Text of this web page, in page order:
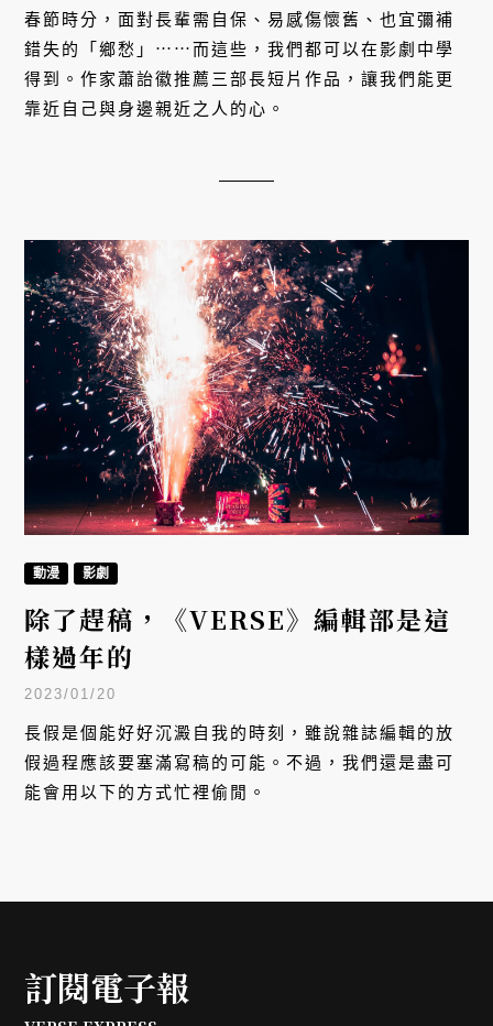
春節時分，面對長輩需自保、易感傷懷舊、也宜彌補
錯失的「鄉愁」⋯⋯而這些，我們都可以在影劇中學
得到。作家蕭詒徽推薦三部長短片作品，讓我們能更
靠近自己與身邊親近之人的心。
動漫 影劇
除了趕稿，《VERSE》編輯部是這
樣過年的
2023/01/20
長假是個能好好沉澱自我的時刻，雖說雜誌編輯的放
假過程應該要塞滿寫稿的可能。不過，我們還是盡可
能會用以下的方式忙裡偷閒。
訂閱電子報